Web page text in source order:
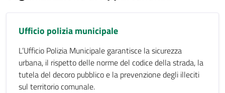
Ufficio polizia municipale
L’Ufficio Polizia Municipale garantisce la sicurezza
urbana, il rispetto delle norme del codice della strada, la
tutela del decoro pubblico e la prevenzione degli illeciti
sul territorio comunale.